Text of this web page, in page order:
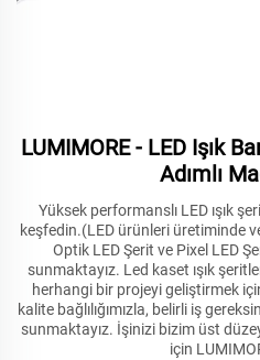
LUMIMORE - LED Işık
Adımlı
Yüksek performanslı LED ışık
keşfedin.(LED ürünleri üretiminde
Optik LED Şerit ve Pixel LED
sunmaktayız. Led kaset ışık
herhangi bir projeyi geliştirmek
kalite bağlılığımızla, belirli iş
sunmaktayız. İşinizi bizim üst
için